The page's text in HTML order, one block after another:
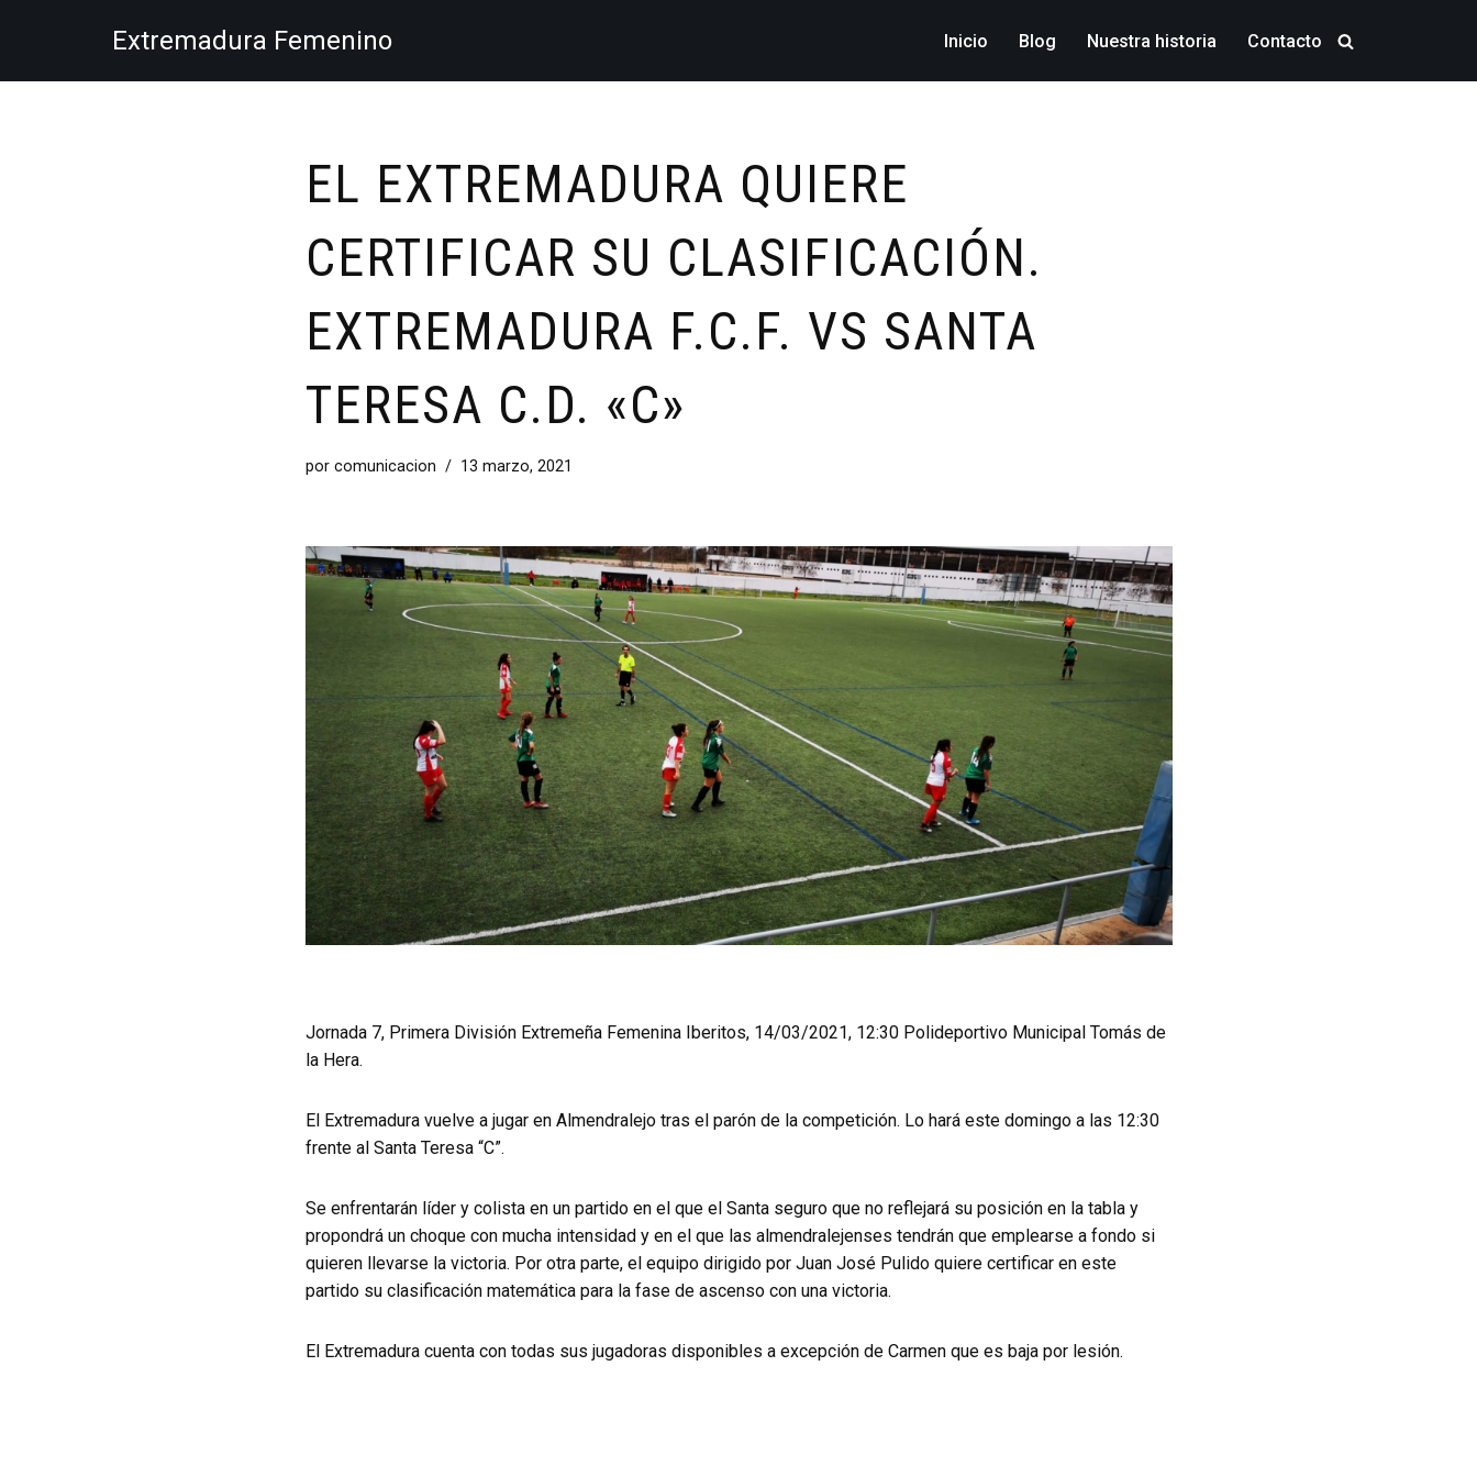
al
Extremadura Femenino Inicio Blog Nuestra historia Contacto
EL EXTREMADURA QUIERE
CERTIFICAR SU CLASIFICACIÓN.
EXTREMADURA F.C.F. VS SANTA
TERESA C.D. «C»
por comunicacion 13 marzo, 2021
Jornada 7, Primera División Extremeña Femenina Iberitos, 14/03/2021, 12:30 Polideportivo Municipal Tomás de
la Hera.
El Extremadura vuelve a jugar en Almendralejo tras el parón de la competición. Lo hará este domingo a las 12:30
frente al Santa Teresa “C”.
Se enfrentarán líder y colista en un partido en el que el Santa seguro que no reflejará su posición en la tabla y
propondrá un choque con mucha intensidad y en el que las almendralejenses tendrán que emplearse a fondo si
quieren llevarse la victoria. Por otra parte, el equipo dirigido por Juan José Pulido quiere certificar en este
partido su clasificación matemática para la fase de ascenso con una victoria.
El Extremadura cuenta con todas sus jugadoras disponibles a excepción de Carmen que es baja por lesión.